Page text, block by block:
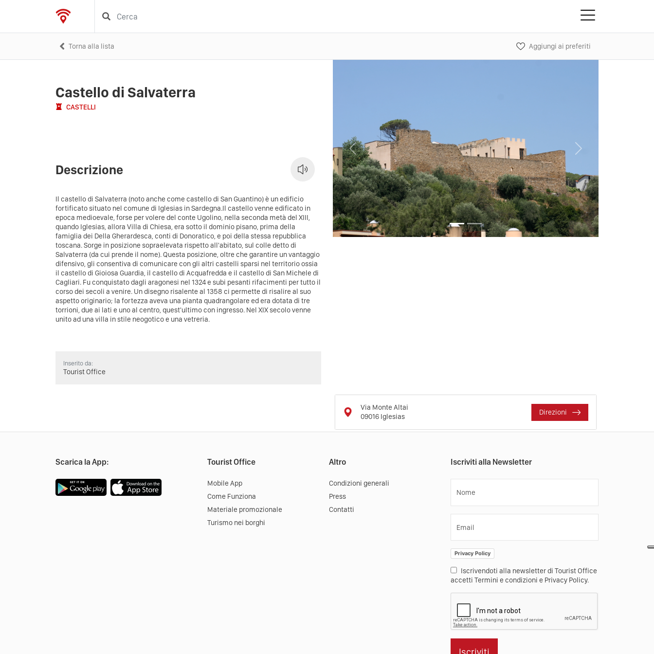
Torna alla lista Aggiungi ai preferiti
Castello di Salvaterra
CASTELLI
Descrizione
Il castello di Salvaterra (noto anche come castello di San Guantino) è un edificio
fortificato situato nel comune di Iglesias in Sardegna.Il castello venne edificato in
epoca medioevale, forse per volere del conte Ugolino, nella seconda metà del XIII,
quando Iglesias, allora Villa di Chiesa, era sotto il dominio pisano, prima della
famiglia dei Della Gherardesca, conti di Donoratico, e poi della stessa repubblica
toscana. Sorge in posizione sopraelevata rispetto all'abitato, sul colle detto di
Salvaterra (da cui prende il nome). Questa posizione, oltre che garantire un vantaggio
difensivo, gli consentiva di comunicare con gli altri castelli sparsi nel territorio ossia
il castello di Gioiosa Guardia, il castello di Acquafredda e il castello di San Michele di
Cagliari. Fu conquistato dagli aragonesi nel 1324 e subi pesanti rifacimenti per tutto il
corso dei secoli a venire. Un disegno risalente al 1358 ci permette di risalire al suo
aspetto originario; la fortezza aveva una pianta quadrangolare ed era dotata di tre
torrioni, due ai lati e uno al centro, quest'ultimo con ingresso. Nel XIX secolo venne
unito ad una villa in stile neogotico e una vetreria.
Inserito da:
Tourist Office
Previous Next
Via Monte Altai
09016 Iglesias
Direzioni
Scarica la App: Tourist Office
Mobile App
Come Funziona
Materiale promozionale
Turismo nei borghi
Altro
Condizioni generali
Press
Contatti
Iscriviti alla Newsletter
Nome
Email
Privacy Policy
Iscrivendoti alla newsletter di Tourist Office
accetti Termini e condizioni e Privacy Policy.